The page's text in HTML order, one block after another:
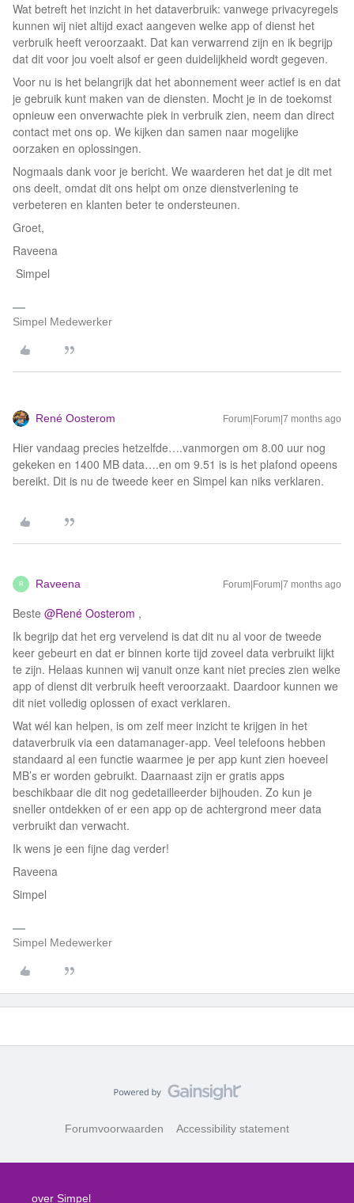
Wat betreft het inzicht in het dataverbruik: vanwege privacyregels
kunnen wij niet altijd exact aangeven welke app of dienst het
verbruik heeft veroorzaakt. Dat kan verwarrend zijn en ik begrijp
dat dit voor jou voelt alsof er geen duidelijkheid wordt gegeven.
Voor nu is het belangrijk dat het abonnement weer actief is en dat
je gebruik kunt maken van de diensten. Mocht je in de toekomst
opnieuw een onverwachte piek in verbruik zien, neem dan direct
contact met ons op. We kijken dan samen naar mogelijke
oorzaken en oplossingen.
Nogmaals dank voor je bericht. We waarderen het dat je dit met
ons deelt, omdat dit ons helpt om onze dienstverlening te
verbeteren en klanten beter te ondersteunen.
Groet,
Raveena
Simpel
Simpel Medewerker
René Oosterom Forum|Forum|7 months ago
Hier vandaag precies hetzelfde….vanmorgen om 8.00 uur nog
gekeken en 1400 MB data….en om 9.51 is is het plafond opeens
bereikt. Dit is nu de tweede keer en Simpel kan niks verklaren.
R Raveena Forum|Forum|7 months ago
Beste ​ @René Oosterom ,
Ik begrijp dat het erg vervelend is dat dit nu al voor de tweede
keer gebeurt en dat er binnen korte tijd zoveel data verbruikt lijkt
te zijn. Helaas kunnen wij vanuit onze kant niet precies zien welke
app of dienst dit verbruik heeft veroorzaakt. Daardoor kunnen we
dit niet volledig oplossen of exact verklaren.
Wat wél kan helpen, is om zelf meer inzicht te krijgen in het
dataverbruik via een datamanager‑app. Veel telefoons hebben
standaard al een functie waarmee je per app kunt zien hoeveel
MB’s er worden gebruikt. Daarnaast zijn er gratis apps
beschikbaar die dit nog gedetailleerder bijhouden. Zo kun je
sneller ontdekken of er een app op de achtergrond meer data
verbruikt dan verwacht.
Ik wens je een fijne dag verder!
Raveena
Simpel
Simpel Medewerker
Forumvoorwaarden Accessibility statement
over Simpel